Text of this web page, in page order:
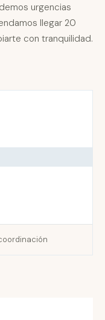
urgencias
llegar 20
con tranquilidad.